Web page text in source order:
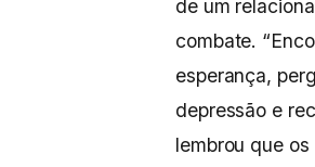
de um
combate.
esperança,
depressão e
lembrou que